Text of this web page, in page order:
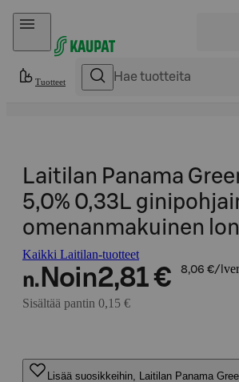
Hyppää sisältöön
Tuotteet
Laitilan Panama
5,0% 0,33L
omenanmakuinen
Kaikki Laitilan-tuotteet
n. Noin2,81 € 8,06 €/l
Sisältää pantin 0,15 €
Lisää suosikkeihin, Laitilan Panama